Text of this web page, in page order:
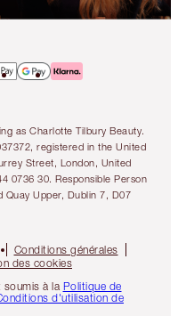
as Charlotte Tilbury Beauty.
registered in the United
Street, London, United
0736 30. Responsible Person
Quay Upper, Dublin 7, D07
Conditions générales
des cookies
à la Politique de
d'utilisation de